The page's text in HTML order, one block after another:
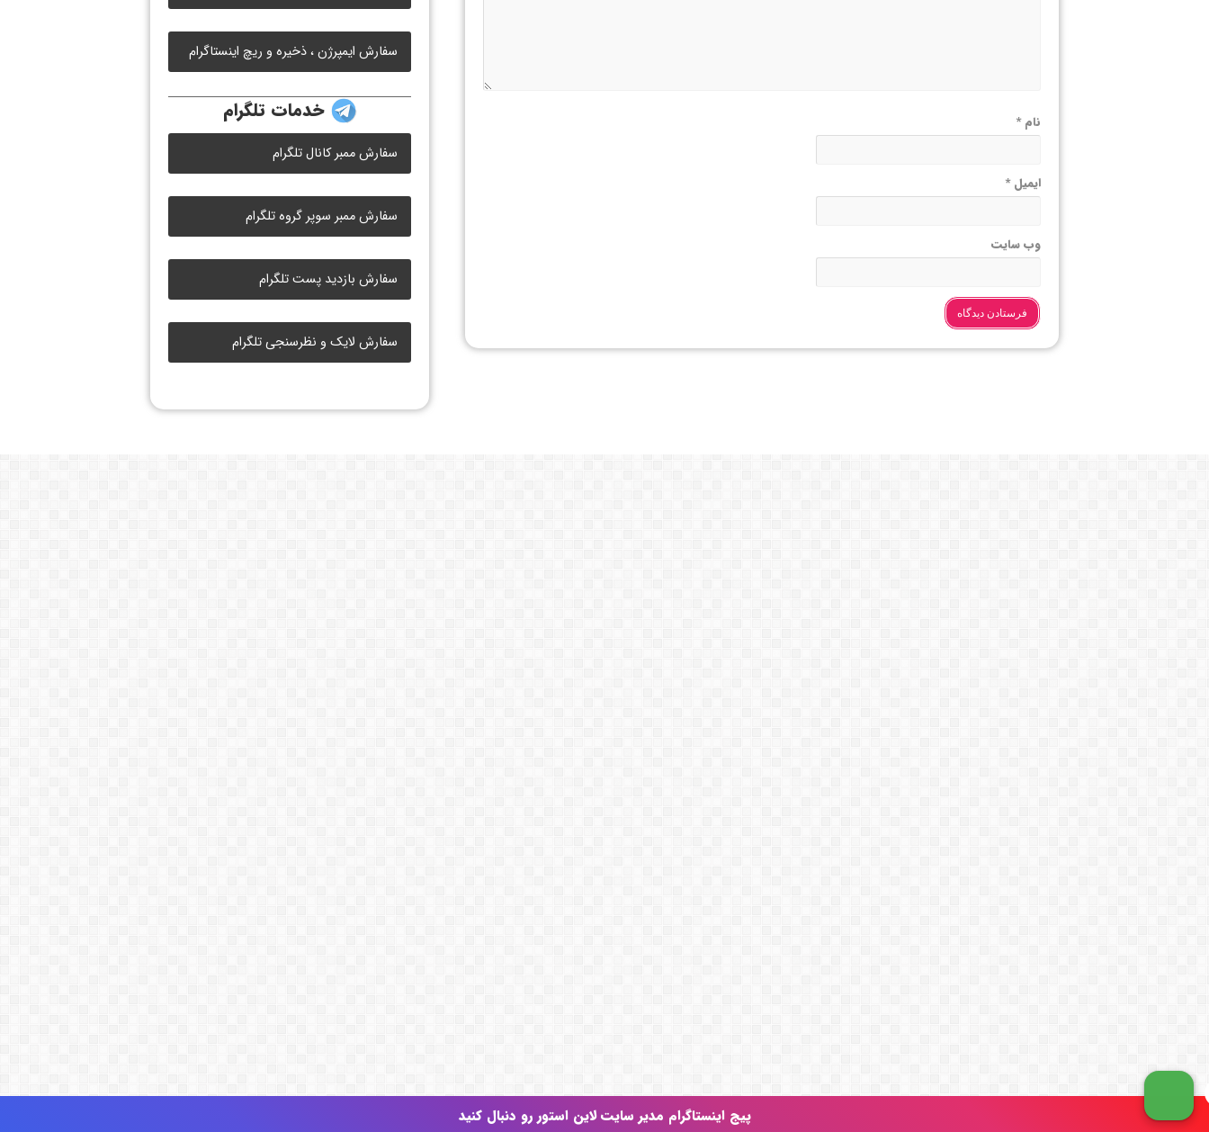
نام*
ایمیل*
وب‌ سایت
سفارش ایمپرژن ، ذخیره و ریچ اینستاگرام
خدمات تلگرام
سفارش ممبر کانال تلگرام
سفارش ممبر سوپر گروه تلگرام
سفارش بازدید پست تلگرام
سفارش لایک و نظرسنجی تلگرام
پیج اینستاگرام مدیر سایت لاین استور رو دنبال کنید